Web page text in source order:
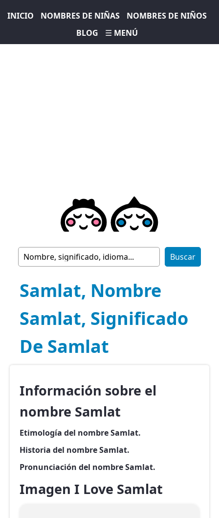
INICIO NOMBRES DE NIÑAS
NOMBRES DE NIÑOS
BLOG
☰ MENÚ
Samlat, Nombre
Samlat, Significado
De Samlat
Información sobre el
nombre Samlat
Etimología del nombre Samlat.
Historia del nombre Samlat.
Pronunciación del nombre Samlat.
Imagen I Love Samlat